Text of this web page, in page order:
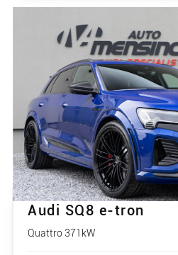
Audi SQ8 e-tron
Quattro 371kW